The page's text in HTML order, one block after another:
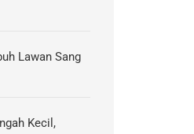
Lawan Sang
Kecil,